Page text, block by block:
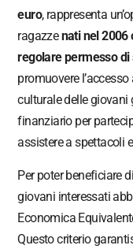
euro, rappresenta
ragazzenati nel 2006
regolare permesso di
promuovere
culturale delle giovani
finanziario per
assistere a spettacoli
Per poter beneficiare
giovani interessati
Economica
Questo criterio